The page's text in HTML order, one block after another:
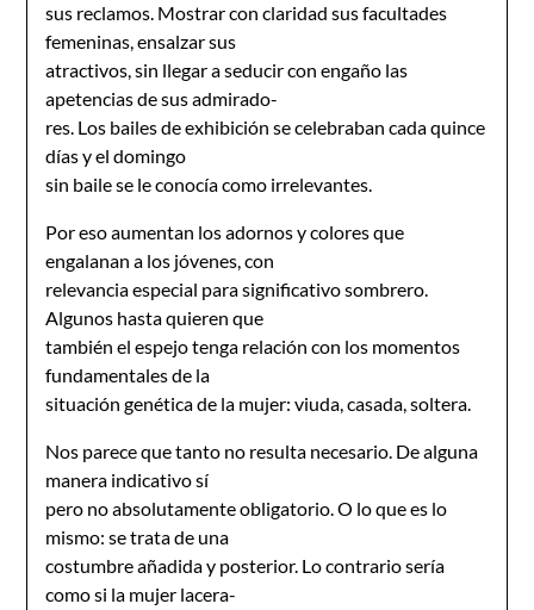
sus reclamos. Mostrar con claridad sus facultades
femeninas, ensalzar sus
atractivos, sin llegar a seducir con engaño las
apetencias de sus admirado-
res. Los bailes de exhibición se celebraban cada quince
días y el domingo
sin baile se le conocía como irrelevantes.
Por eso aumentan los adornos y colores que
engalanan a los jóvenes, con
relevancia especial para significativo sombrero.
Algunos hasta quieren que
también el espejo tenga relación con los momentos
fundamentales de la
situación genética de la mujer: viuda, casada, soltera.
Nos parece que tanto no resulta necesario. De alguna
manera indicativo sí
pero no absolutamente obligatorio. O lo que es lo
mismo: se trata de una
costumbre añadida y posterior. Lo contrario sería
como si la mujer lacera-